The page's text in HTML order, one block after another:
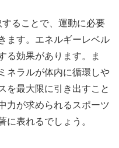
ることで、運動に必要
ます。エネルギーレベル
る効果があります。ま
ネラルが体内に循環しや
を最大限に引き出すこと
力が求められるスポーツ
に表れるでしょう。